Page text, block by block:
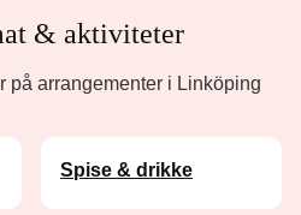
& aktiviteter
på arrangementer i Linköping
Spise & drikke